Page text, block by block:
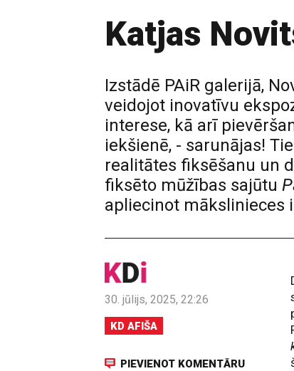
Katjas
Izstādē PAiR galerijā,
veidojot inovatīvu
interese, kā arī
iekšienē, - sarunājas!
realitātes fiksēšanu un
fiksēto mūžības sajūtu
apliecinot mākslinieces
30. jūlijs, 2025, 22:26
KD AFIŠA
PIEVIENOT KOMENTĀRU